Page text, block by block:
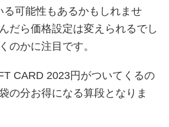
る可能性もあるかもしれませ
だら価格設定は変えられるでし
のかに注目です。
CARD 2023円がついてくるの
の分お得になる算段となりま